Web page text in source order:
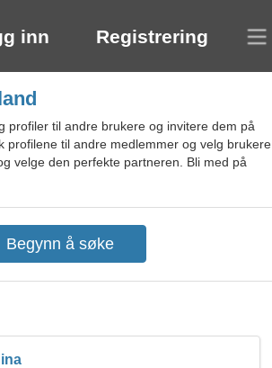
inn Registrering
profiler til andre brukere og invitere dem på
profilene til andre medlemmer og velg brukere
velge den perfekte partneren. Bli med på